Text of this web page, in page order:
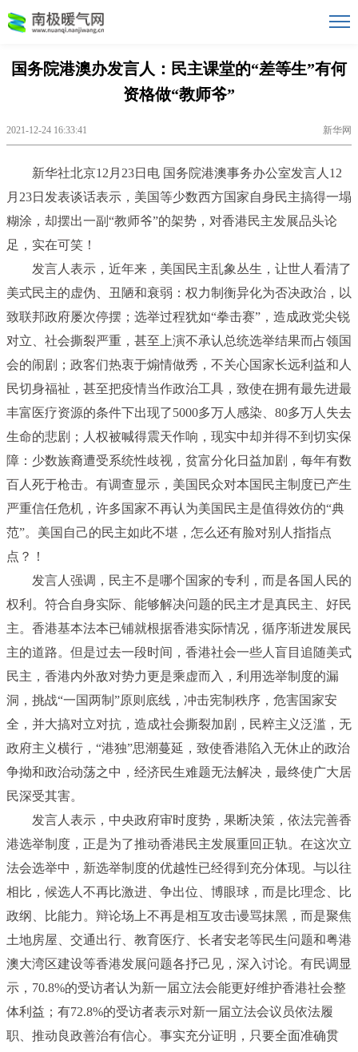
国务院港澳办发言人：民主课堂的“差等生”有何
资格做“教师爷”
2021-12-24 16:33:41 新华网
新华社北京12月23日电 国务院港澳事务办公室发言人12
月23日发表谈话表示，美国等少数西方国家自身民主搞得一塌
糊涂，却摆出一副“教师爷”的架势，对香港民主发展品头论
足，实在可笑！
发言人表示，近年来，美国民主乱象丛生，让世人看清了
美式民主的虚伪、丑陋和衰弱：权力制衡异化为否决政治，以
致联邦政府屡次停摆；选举过程犹如“拳击赛”，造成政党尖锐
对立、社会撕裂严重，甚至上演不承认总统选举结果而占领国
会的闹剧；政客们热衷于煽情做秀，不关心国家长远利益和人
民切身福祉，甚至把疫情当作政治工具，致使在拥有最先进最
丰富医疗资源的条件下出现了5000多万人感染、80多万人失去
生命的悲剧；人权被喊得震天作响，现实中却并得不到切实保
障：少数族裔遭受系统性歧视，贫富分化日益加剧，每年有数
百人死于枪击。有调查显示，美国民众对本国民主制度已产生
严重信任危机，许多国家不再认为美国民主是值得效仿的“典
范”。美国自己的民主如此不堪，怎么还有脸对别人指指点
点？！
发言人强调，民主不是哪个国家的专利，而是各国人民的
权利。符合自身实际、能够解决问题的民主才是真民主、好民
主。香港基本法本已铺就根据香港实际情况，循序渐进发展民
主的道路。但是过去一段时间，香港社会一些人盲目追随美式
民主，香港内外敌对势力更是乘虚而入，利用选举制度的漏
洞，挑战“一国两制”原则底线，冲击宪制秩序，危害国家安
全，并大搞对立对抗，造成社会撕裂加剧，民粹主义泛滥，无
政府主义横行，“港独”思潮蔓延，致使香港陷入无休止的政治
争拗和政治动荡之中，经济民生难题无法解决，最终使广大居
民深受其害。
发言人表示，中央政府审时度势，果断决策，依法完善香
港选举制度，正是为了推动香港民主发展重回正轨。在这次立
法会选举中，新选举制度的优越性已经得到充分体现。与以往
相比，候选人不再比激进、争出位、博眼球，而是比理念、比
政纲、比能力。辩论场上不再是相互攻击谩骂抹黑，而是聚焦
土地房屋、交通出行、教育医疗、长者安老等民生问题和粤港
澳大湾区建设等香港发展问题各抒己见，深入讨论。有民调显
示，70.8%的受访者认为新一届立法会能更好维护香港社会整
体利益；有72.8%的受访者表示对新一届立法会议员依法履
职、推动良政善治有信心。事实充分证明，只要全面准确贯